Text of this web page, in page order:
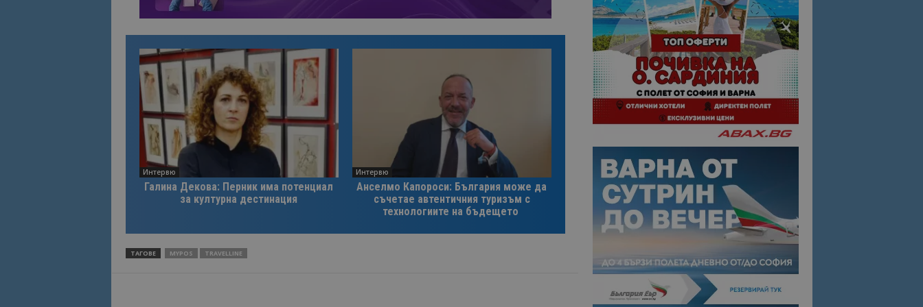
Интервю
Галина Декова: Перник има потенциал
за културна дестинация
Интервю
Анселмо Капороси: България може да
съчетае автентичния туризъм с
технологиите на бъдещето
ТАГОВЕ MYPOS TRAVELLINE